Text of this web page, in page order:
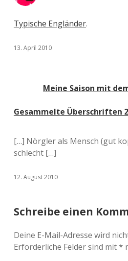
Typische Engländer.
13. April 2010
Meine Saison mit
Gesammelte Überschriften
[…] Nörgler als Mensch (gut
schlecht […]
12. August 2010
Schreibe einen
Deine E-Mail-Adresse wird
Erforderliche Felder sind mit*